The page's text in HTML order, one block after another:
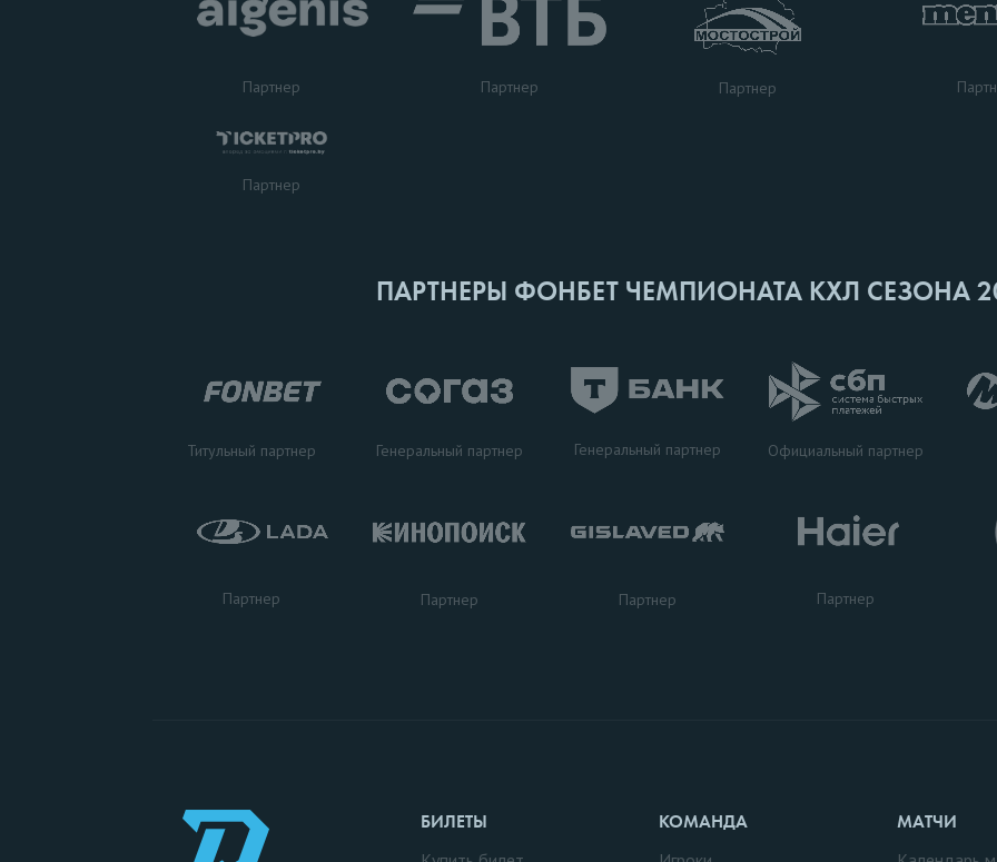
Партнер Партнер Партнер
Партнер
ПАРТНЕРЫ ФОНБЕТ ЧЕМПИОНАТА КХЛ СЕЗОНА
Титульный партнер Генеральный партнер Генеральный партнер Официальный партнер
Партнер Партнер Партнер Партнер
БИЛЕТЫ КОМАНДА МАТЧИ